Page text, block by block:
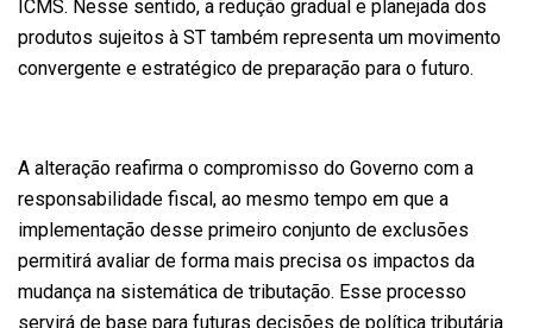
ICMS. Nesse sentido, a redução gradual e planejada dos
produtos sujeitos à ST também representa um movimento
convergente e estratégico de preparação para o futuro.
A alteração reafirma o compromisso do Governo com a
responsabilidade fiscal, ao mesmo tempo em que a
implementação desse primeiro conjunto de exclusões
permitirá avaliar de forma mais precisa os impactos da
mudança na sistemática de tributação. Esse processo
servirá de base para futuras decisões de política tributária